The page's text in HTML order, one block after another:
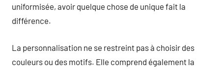
uniformisée, avoir quelque chose de unique fait la
différence.
La personnalisation ne se restreint pas à choisir des
couleurs ou des motifs. Elle comprend également la